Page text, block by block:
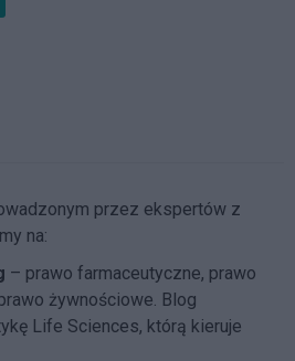
przez ekspertów z
na:
– prawo farmaceutyczne, prawo
żywnościowe. Blog
Life Sciences, którą kieruje